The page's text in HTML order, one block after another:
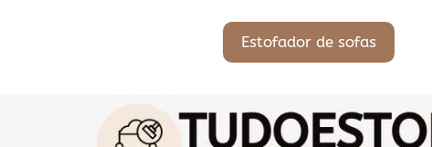
Estofador de sofas